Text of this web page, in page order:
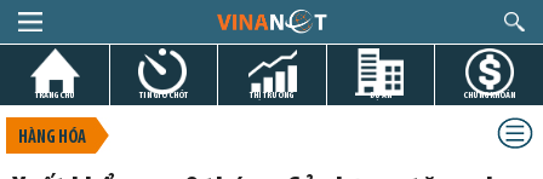
TRANG CHỦ TIN GIỜ CHÓT THỊ TRƯỜNG DỰ ÁN CHỨNG KHOÁN
HÀNG HÓA